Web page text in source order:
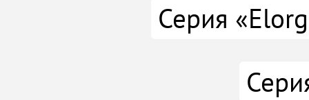
Серия